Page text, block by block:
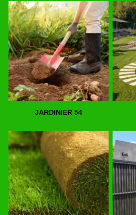
JARDINIER 54